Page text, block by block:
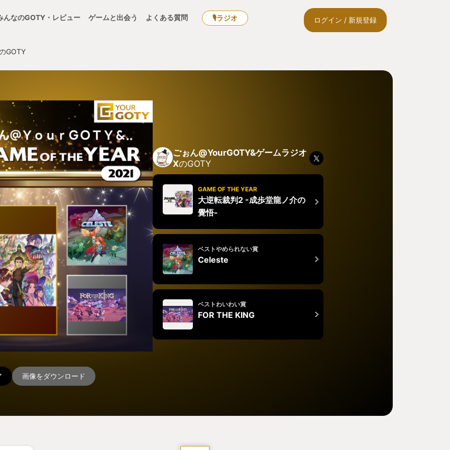
んなのGOTY・レビュー ゲームと出会う よくある質問 🎙ラジオ ログイン / 新規登録
GOTY
画像をダウンロード
ごぉん@YourGOTY&ゲームラジオ
XのGOTY
GAME OF THE YEAR
大逆転裁判2 -成歩堂龍ノ介の
覺悟-
ベストやめられない賞
Celeste
ベストわいわい賞
FOR THE KING